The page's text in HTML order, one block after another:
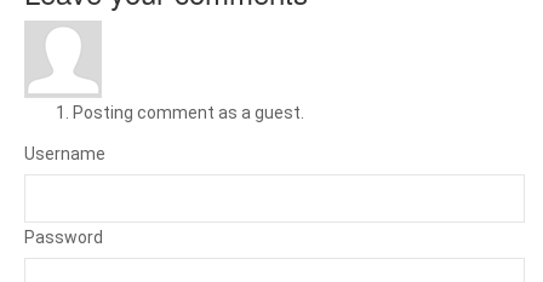
Posting comment as a guest.
Username
Password